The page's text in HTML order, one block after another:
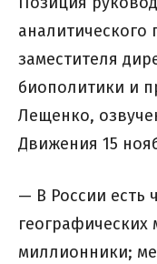
аналитического
заместителя
биополитики и
Лещенко,
Движения 15
— В России есть
миллионники;